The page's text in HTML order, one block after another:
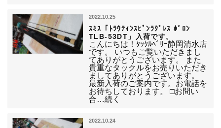
2022.10.25
ｽﾐｽ「ﾄﾗｳﾃｨﾝｽﾋﾟﾝﾗｸﾞﾚｽ ﾎﾞﾛﾝ
TLB-53DT」入荷です。
こんにちは！ﾀｯｸﾙﾍﾞﾘｰ静岡清水店
です。 いつもご覧いただきまし
てありがとうございます。 また
貴重なタックルをお売りいただき
ましてありがとうございます。
最新入荷のご案内です。お電話を
お待ちしております。 □お問い
合…続く
2022.10.24